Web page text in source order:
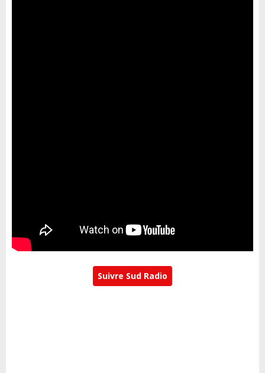
Suivre Sud Radio